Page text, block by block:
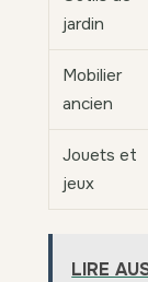
jardin
Mobilier
ancien
Jouets et
jeux
LIRE